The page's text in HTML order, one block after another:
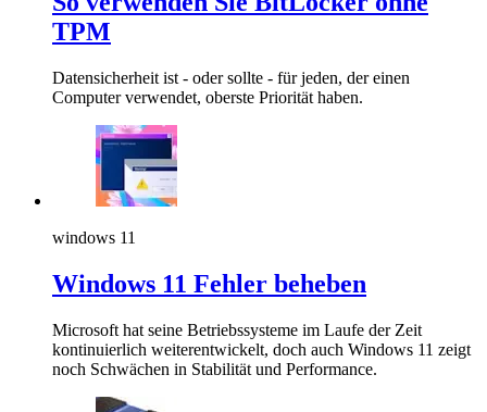
TPM
Datensicherheit ist - oder sollte - für jeden, der einen
Computer verwendet, oberste Priorität haben.
windows 11
Windows 11 Fehler beheben
Microsoft hat seine Betriebssysteme im Laufe der Zeit
kontinuierlich weiterentwickelt, doch auch Windows 11 zeigt
noch Schwächen in Stabilität und Performance.